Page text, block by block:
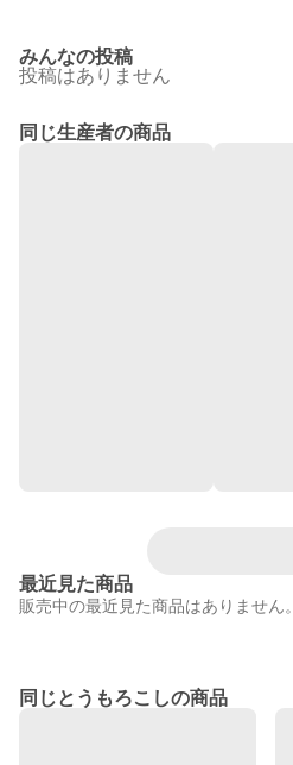
みんなの投稿
投稿はありません
同じ生産者の商品
最近見た商品
販売中の最近見た商品はありません。
同じとうもろこしの商品